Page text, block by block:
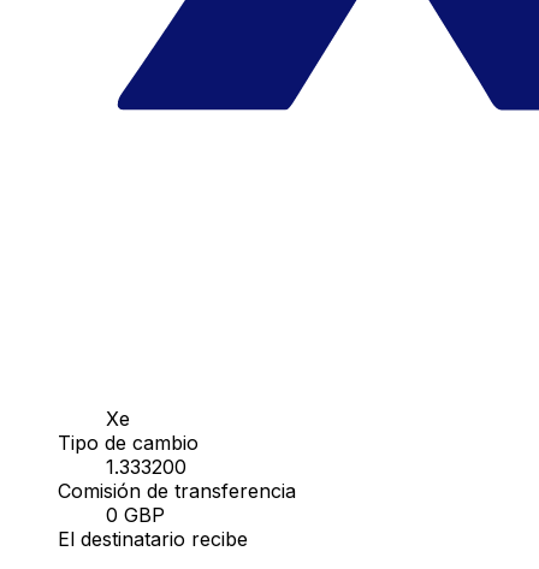
Xe
Tipo de cambio
1.333200
Comisión de transferencia
0 GBP
El destinatario recibe